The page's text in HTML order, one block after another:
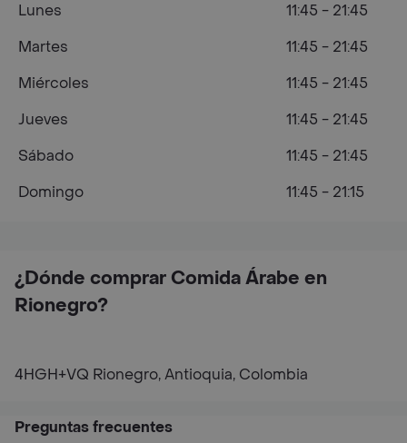
¿Dónde comprar Comida Árabe en
Rionegro?
4HGH+VQ Rionegro, Antioquia, Colombia
Lunes
11:45 - 21:45
Martes
11:45 - 21:45
Miércoles
11:45 - 21:45
Jueves
11:45 - 21:45
Sábado
11:45 - 21:45
Domingo
11:45 - 21:15
Preguntas frecuentes